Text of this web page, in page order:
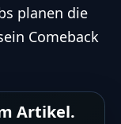
planen die
Comeback
Artikel.